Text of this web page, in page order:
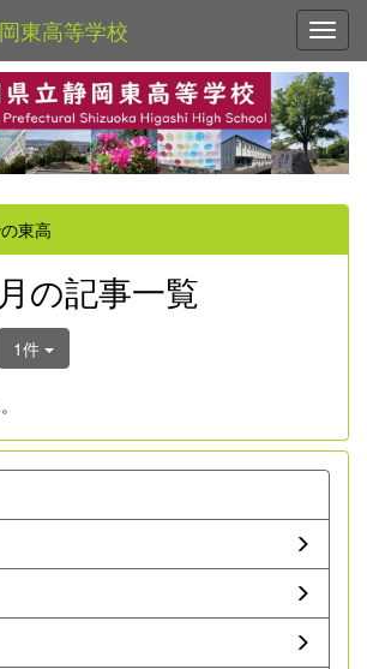
東高等学校
東高
の記事一覧
1件